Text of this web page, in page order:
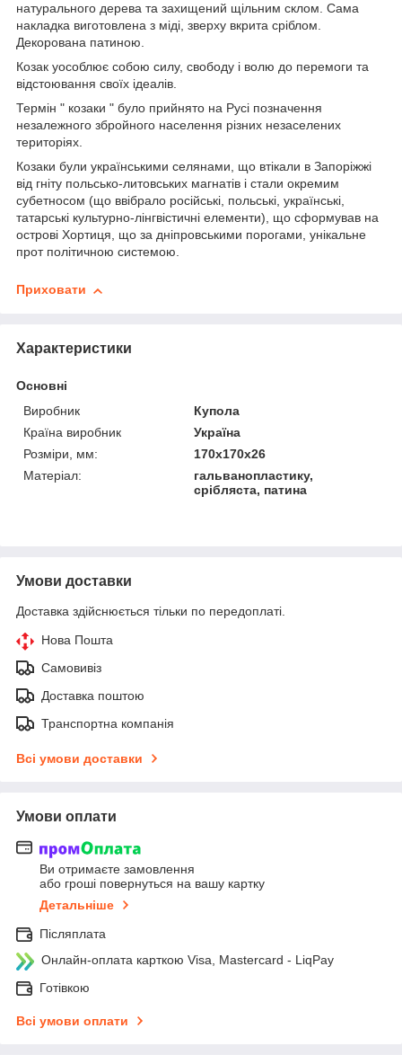
натурального дерева та захищений щільним склом. Сама
накладка виготовлена з міді, зверху вкрита сріблом.
Декорована патиною.
Козак уособлює собою силу, свободу і волю до перемоги та
відстоювання своїх ідеалів.
Термін " козаки " було прийнято на Русі позначення
незалежного збройного населення різних незаселених
територіях.
Козаки були українськими селянами, що втікали в Запоріжжі
від гніту польсько-литовських магнатів і стали окремим
субетносом (що ввібрало російські, польські, українські,
татарські культурно-лінгвістичні елементи), що сформував на
острові Хортиця, що за дніпровськими порогами, унікальне
прот політичною системою.
Приховати
Характеристики
Основні
Виробник
Купола
Країна виробник
Україна
Розміри, мм:
170x170x26
Матеріал:
гальванопластику,
срібляста, патина
Умови доставки
Доставка здійснюється тільки по передоплаті.
Нова Пошта
Самовивіз
Доставка поштою
Транспортна компанія
Всі умови доставки
Умови оплати
Ви отримаєте замовлення
або гроші повернуться на вашу картку
Детальніше
Післяплата
Онлайн-оплата карткою Visa, Mastercard - LiqPay
Готівкою
Всі умови оплати